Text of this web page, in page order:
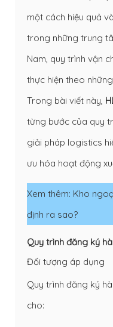
một cách hiệu quả
trong những trung
Nam, quy trình vận
thực hiện theo
Trong bài viết này,
từng bước của quy
giải pháp logistics
ưu hóa hoạt động
Xem thêm: Kho
định ra sao?
Quy trình đăng ký
Đối tượng áp dụng
Quy trình đăng ký
cho: